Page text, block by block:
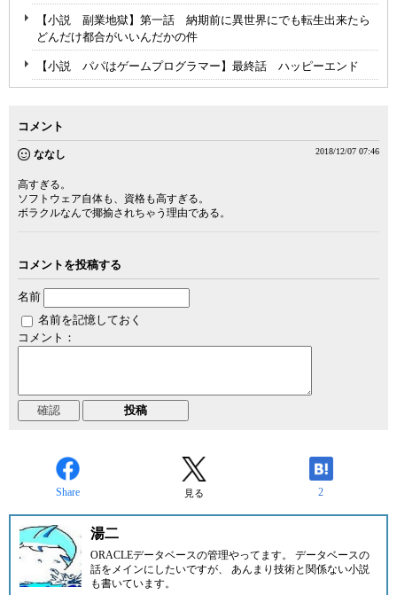
【小説 副業地獄】第一話 納期前に異世界にでも転生出来たら
どんだけ都合がいいんだかの件
【小説 パパはゲームプログラマー】最終話 ハッピーエンド
コメント
ななし 2018/12/07 07:46
高すぎる。
ソフトウェア自体も、資格も高すぎる。
ボラクルなんで揶揄されちゃう理由である。
コメントを投稿する
名前
名前を記憶しておく
コメント：
Share 見る 2
湯二
ORACLEデータベースの管理やってます。 データベースの
話をメインにしたいですが、 あんまり技術と関係ない小説
も書いています。